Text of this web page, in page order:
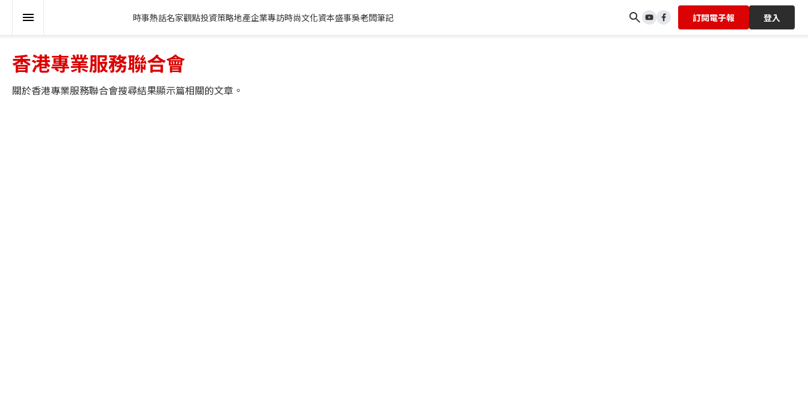
時事熱話名家觀點投資策略地產企業專訪時尚文化資本盛事吳老闆筆記 訂閱電子報 登入
香港專業服務聯合會
關於香港專業服務聯合會搜尋結果顯示篇相關的文章。